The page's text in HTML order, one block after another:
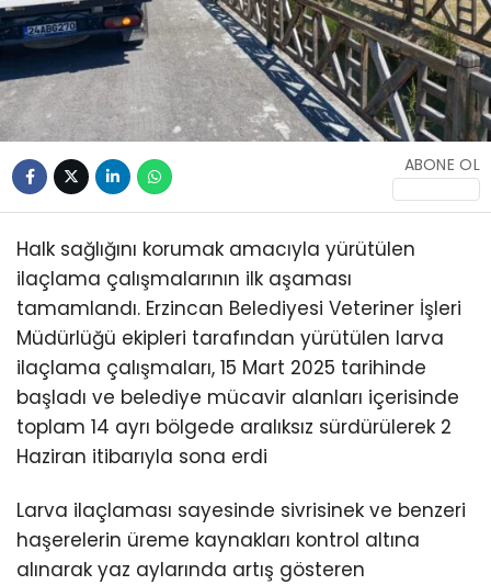
ABONE OL
Halk sağlığını korumak amacıyla yürütülen
ilaçlama çalışmalarının ilk aşaması
tamamlandı. Erzincan Belediyesi Veteriner İşleri
Müdürlüğü ekipleri tarafından yürütülen larva
ilaçlama çalışmaları, 15 Mart 2025 tarihinde
başladı ve belediye mücavir alanları içerisinde
toplam 14 ayrı bölgede aralıksız sürdürülerek 2
Haziran itibarıyla sona erdi
Larva ilaçlaması sayesinde sivrisinek ve benzeri
haşerelerin üreme kaynakları kontrol altına
alınarak yaz aylarında artış gösteren